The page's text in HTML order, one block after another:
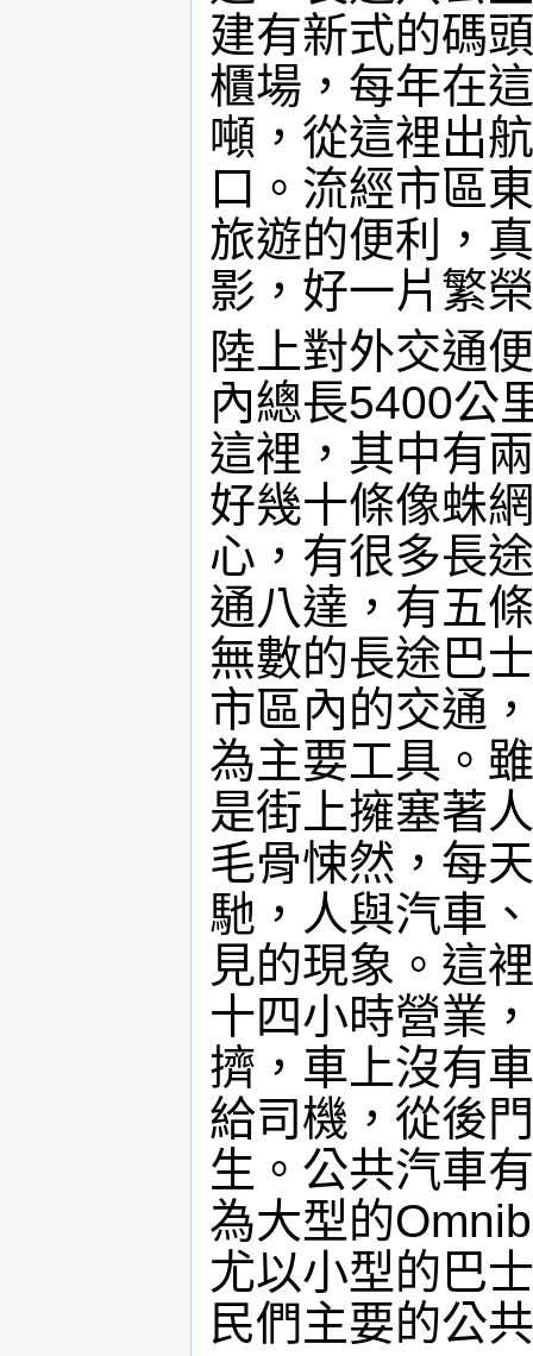
建有新式的碼
櫃場，每年在
噸，從這裡出
口。流經市區
旅遊的便利，
影，好一片繁
陸上對外交通
內總長5400公
這裡，其中有
好幾十條像蛛
心，有很多長
通八達，有五
無數的長途巴
市區內的交通
為主要工具。
是街上擁塞著
毛骨悚然，每
馳，人與汽車
見的現象。這
十四小時營業
擠，車上沒有
給司機，從後
生。公共汽車
為大型的
尤以小型的巴
民們主要的公